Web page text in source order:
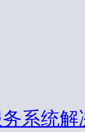
系统解